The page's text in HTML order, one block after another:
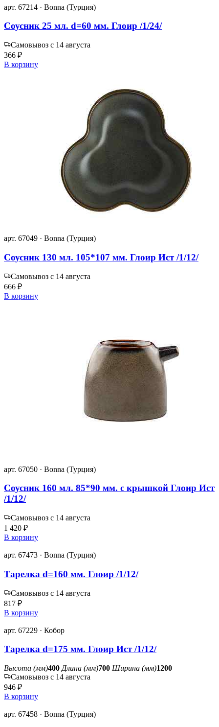
арт. 67214 · Bonna (Турция)
Соусник 25 мл. d=60 мм. Глоир /1/24/
Самовывоз с 14 августа
366 ₽
В корзину
арт. 67049 · Bonna (Турция)
Соусник 130 мл. 105*107 мм. Глоир Ист /1/12/
Самовывоз с 14 августа
666 ₽
В корзину
арт. 67050 · Bonna (Турция)
Соусник 160 мл. 85*90 мм. с крышкой Глоир Ист
/1/12/
Самовывоз с 14 августа
1 420 ₽
В корзину
арт. 67473 · Bonna (Турция)
Тарелка d=160 мм. Глоир /1/12/
Самовывоз с 14 августа
817 ₽
В корзину
арт. 67229 · Кобор
Тарелка d=175 мм. Глоир Ист /1/12/
Высота (мм)400 Длина (мм)700 Ширина (мм)1200
Самовывоз с 14 августа
946 ₽
В корзину
арт. 67458 · Bonna (Турция)